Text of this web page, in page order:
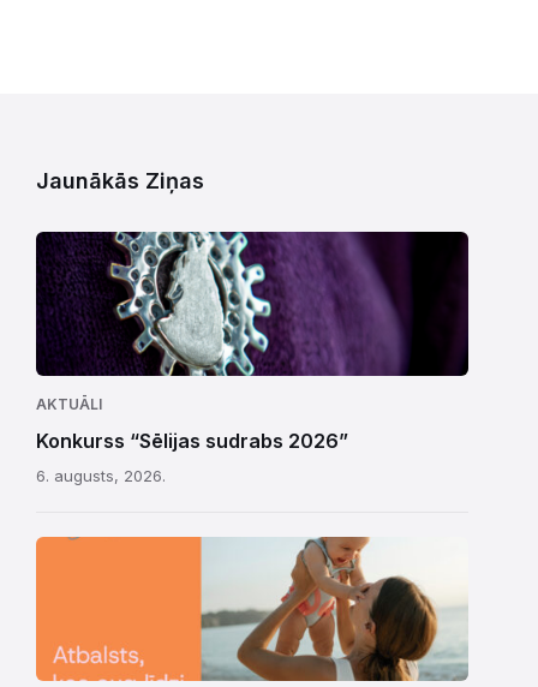
Jaunākās Ziņas
AKTUĀLI
Konkurss “Sēlijas sudrabs 2026”
6. augusts, 2026.